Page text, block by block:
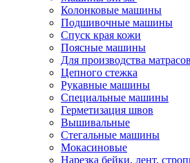
Колонковые машины
Подшивочные машины
Спуск края кожи
Поясные машины
Для производства матрасов
Цепного стежка
Рукавные машины
Специальные машины
Герметизация швов
Вышивальные
Стегальные машины
Мокасиновые
Нарезка бейки, лент,